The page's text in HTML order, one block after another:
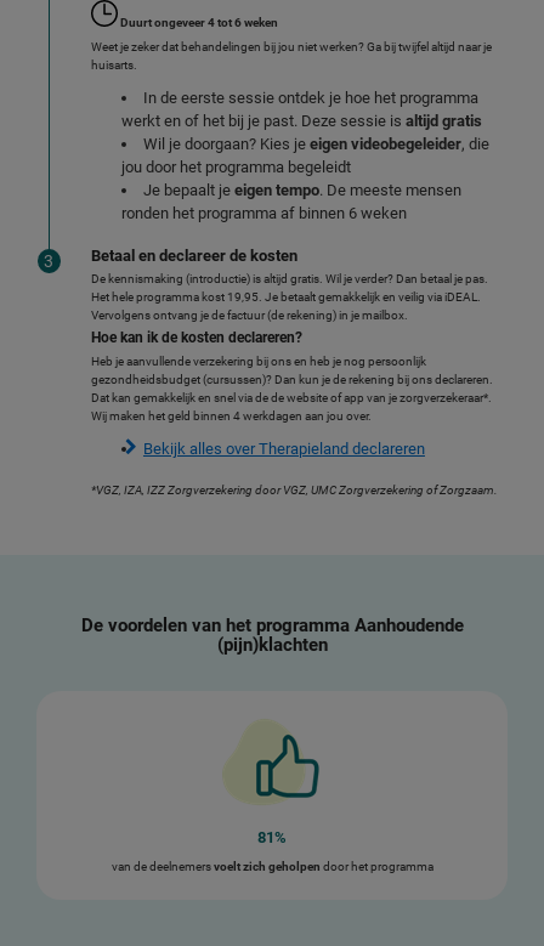
Duurt ongeveer 4 tot 6 weken
Weet je zeker dat behandelingen bij jou niet werken? Ga bij twijfel altijd naar je
huisarts.
In de eerste sessie ontdek je hoe het programma
werkt en of het bij je past. Deze sessie is altijd gratis
Wil je doorgaan? Kies je eigen videobegeleider, die
jou door het programma begeleidt
Je bepaalt je eigen tempo. De meeste mensen
ronden het programma af binnen 6 weken
Betaal en declareer de kosten
De kennismaking (introductie) is altijd gratis. Wil je verder? Dan betaal je pas.
Het hele programma kost 19,95. Je betaalt gemakkelijk en veilig via iDEAL.
Vervolgens ontvang je de factuur (de rekening) in je mailbox.
Hoe kan ik de kosten declareren?
Heb je aanvullende verzekering bij ons en heb je nog persoonlijk
gezondheidsbudget (cursussen)? Dan kun je de rekening bij ons declareren.
Dat kan gemakkelijk en snel via de de website of app van je zorgverzekeraar*.
Wij maken het geld binnen 4 werkdagen aan jou over.
Bekijk alles over Therapieland declareren
*VGZ, IZA, IZZ Zorgverzekering door VGZ, UMC Zorgverzekering of Zorgzaam.
De voordelen van het programma Aanhoudende
(pijn)klachten
81%
van de deelnemersvoelt zich geholpen door het programma